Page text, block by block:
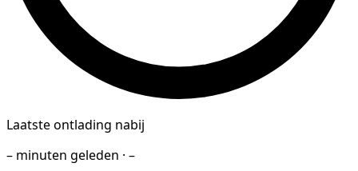
Laatste ontlading nabij
– minuten geleden · –